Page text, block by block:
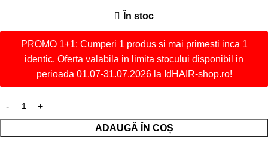
În stoc
PROMO 1+1: Cumperi 1 produs si mai primesti inca 1
identic. Oferta valabila in limita stocului disponibil in
perioada 01.07-31.07.2026 la IdHAIR-shop.ro!
ADAUGĂ ÎN COȘ